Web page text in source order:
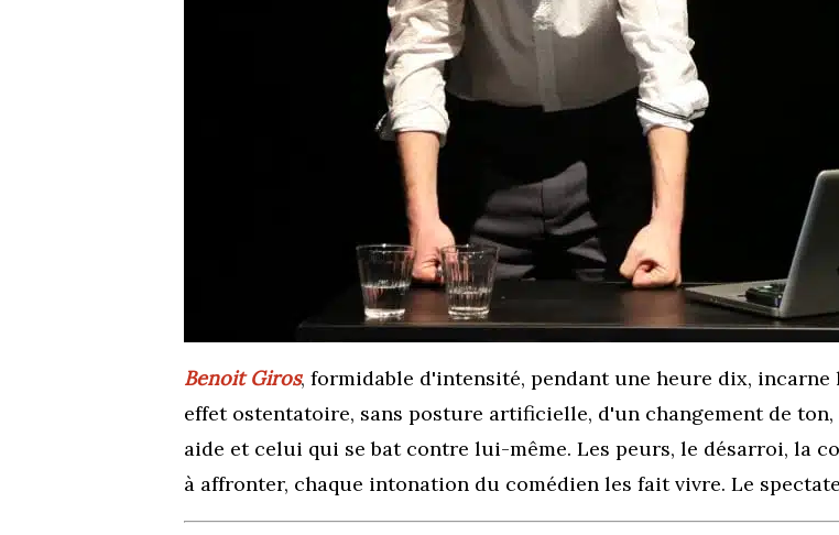
Benoit Giros, formidable d'intensité, pendant une heure dix,
effet ostentatoire, sans posture artificielle, d'un changement de
aide et celui qui se bat contre lui-même. Les peurs, le désarroi, la
à affronter, chaque intonation du comédien les fait vivre. Le